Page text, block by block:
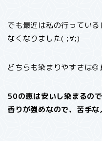
でも最近は私の行ってい
なくなりました( ;∀;)
どちらも染まりやすさは◎
50の恵は安いし染まるの
香りが強めなので、苦手な